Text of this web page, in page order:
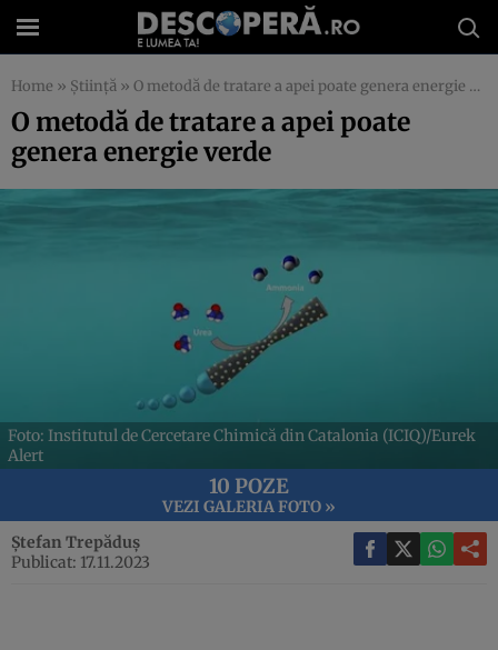
Home » Știință » O metodă de tratare a apei poate genera energie verde
O metodă de tratare a apei poate
genera energie verde
Foto: Institutul de Cercetare Chimică din Catalonia (ICIQ)/Eurek
Alert
10 POZE
VEZI GALERIA FOTO »
Ștefan Trepăduș
Publicat: 17.11.2023